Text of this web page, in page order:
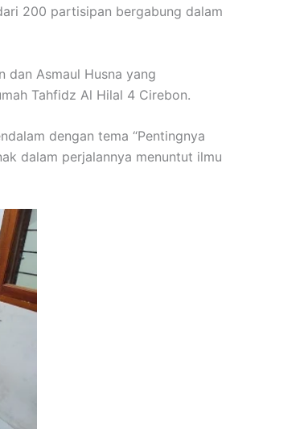
200 partisipan bergabung dalam
dan Asmaul Husna yang
Tahfidz Al Hilal 4 Cirebon.
dengan tema “Pentingnya
dalam perjalannya menuntut ilmu